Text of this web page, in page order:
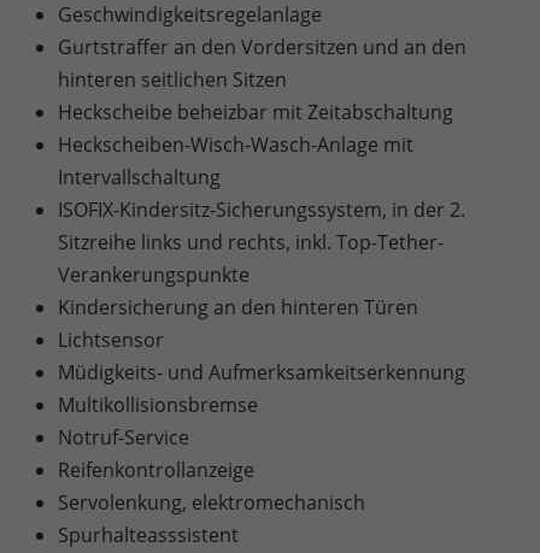
Geschwindigkeitsregelanlage
Gurtstraffer an den Vordersitzen und an den
hinteren seitlichen Sitzen
Heckscheibe beheizbar mit Zeitabschaltung
Heckscheiben-Wisch-Wasch-Anlage mit
Intervallschaltung
ISOFIX-Kindersitz-Sicherungssystem, in der 2.
Sitzreihe links und rechts, inkl. Top-Tether-
Verankerungspunkte
Kindersicherung an den hinteren Türen
Lichtsensor
Müdigkeits- und Aufmerksamkeitserkennung
Multikollisionsbremse
Notruf-Service
Reifenkontrollanzeige
Servolenkung, elektromechanisch
Spurhalteasssistent